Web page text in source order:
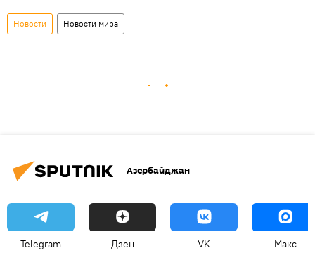
Новости Новости мира
Азербайджан
Telegram Дзен VK Макс